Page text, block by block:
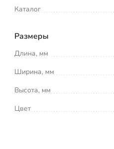
Каталог
Размеры
Длина, мм
Ширина, мм
Высота, мм
Цвет